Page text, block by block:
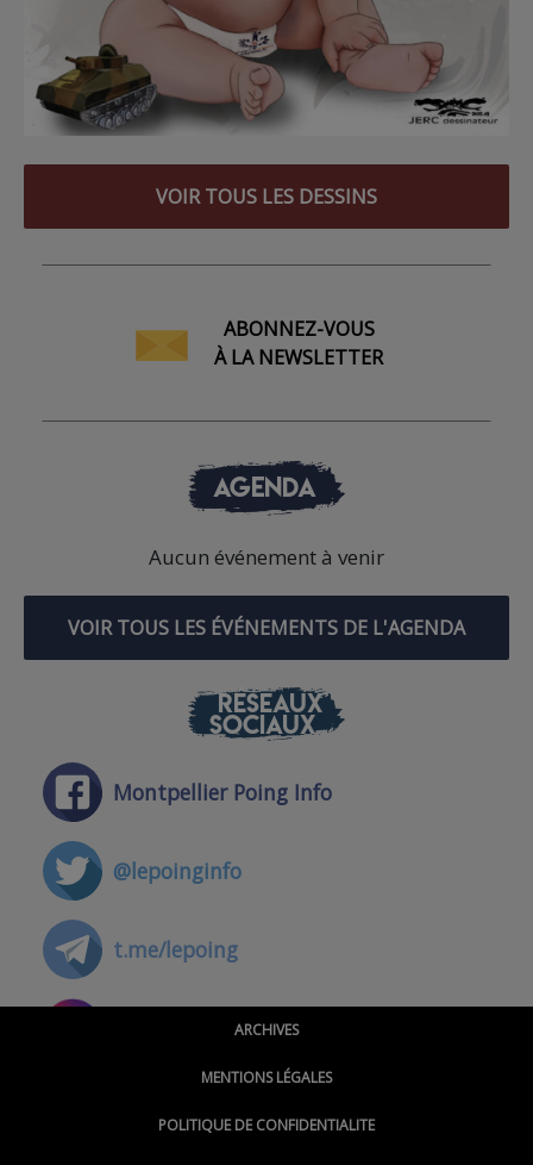
VOIR TOUS LES DESSINS
ABONNEZ-VOUS
À LA NEWSLETTER
AGENDA
Aucun événement à venir
VOIR TOUS LES ÉVÉNEMENTS DE L'AGENDA
RÉSEAUX
SOCIAUX
Montpellier Poing Info
@lepoinginfo
t.me/lepoing
@montpellierpoinginfo
ARCHIVES
MENTIONS LÉGALES
POLITIQUE DE CONFIDENTIALITE